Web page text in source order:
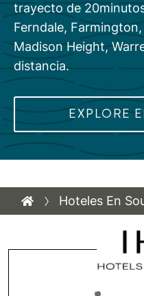
trayecto de
Ferndale,
Madison Height,
distancia.
EXPLORE
Hoteles En